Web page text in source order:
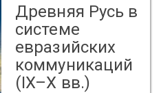
Древняя Русь в
системе
евразийских
коммуникаций
(IX–X вв.)